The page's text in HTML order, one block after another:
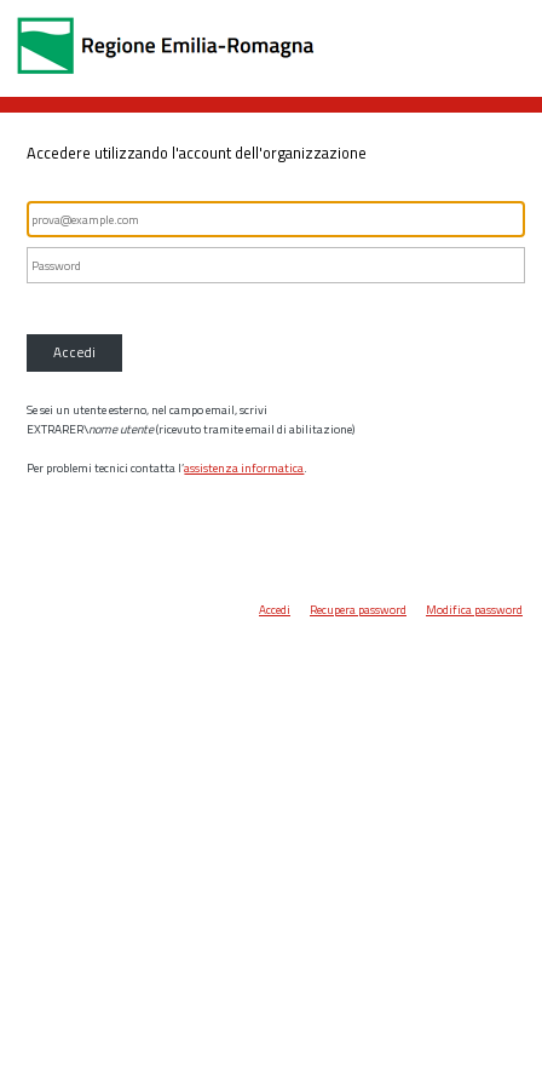
Accedere utilizzando l'account dell'organizzazione
Accedi
Se sei un utente esterno, nel campo email, scrivi
EXTRARER\nome utente(ricevuto tramite email di abilitazione)
Per problemi tecnici contatta l’assistenza informatica.
Accedi Recupera password Modifica password